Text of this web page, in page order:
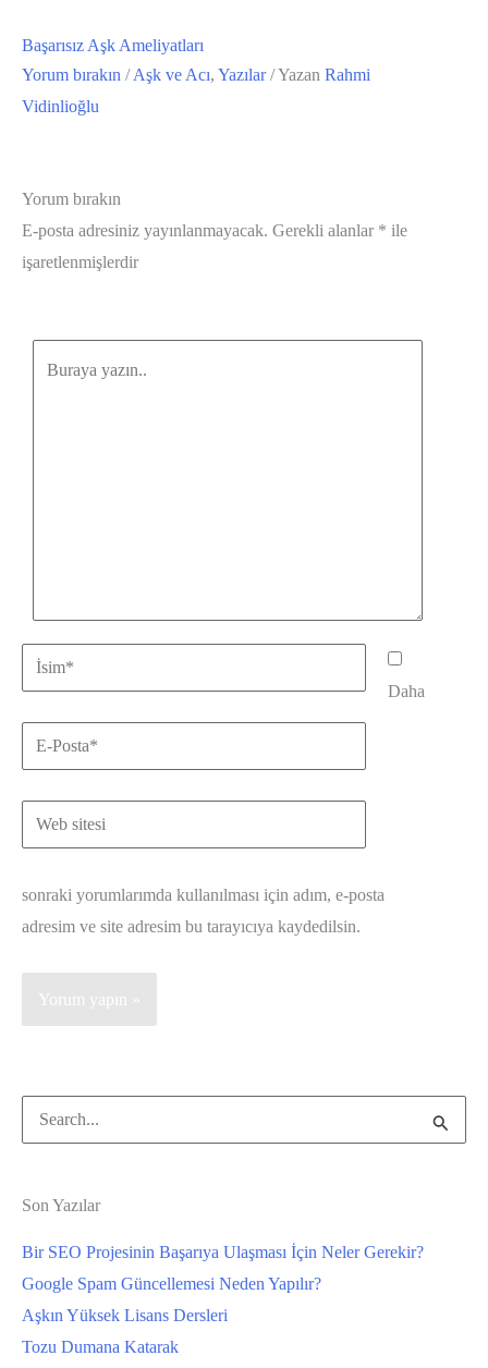
Başarısız Aşk Ameliyatları
Yorum bırakın /Aşk ve Acı, Yazılar/ Yazan Rahmi
Vidinlioğlu
Yorum bırakın
E-posta adresiniz yayınlanmayacak. Gerekli alanlar * ile
işaretlenmişlerdir
İsim*
E-
Posta*
Web
sitesi
Daha
sonraki yorumlarımda kullanılması için adım, e-posta
adresim ve site adresim bu tarayıcıya kaydedilsin.
Search
for:
Son Yazılar
Bir SEO Projesinin Başarıya Ulaşması İçin Neler Gerekir?
Google Spam Güncellemesi Neden Yapılır?
Aşkın Yüksek Lisans Dersleri
Tozu Dumana Katarak